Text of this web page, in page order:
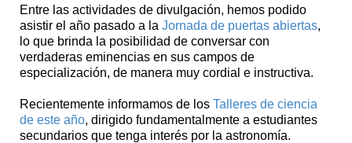
Entre las actividades de divulgación, hemos podido
asistir el año pasado a la Jornada de puertas abiertas,
lo que brinda la posibilidad de conversar con
verdaderas eminencias en sus campos de
especialización, de manera muy cordial e instructiva.
Recientemente informamos de los Talleres de ciencia
de este año, dirigido fundamentalmente a estudiantes
secundarios que tenga interés por la astronomía.